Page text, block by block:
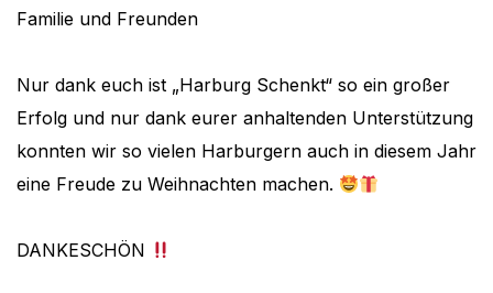
Familie und Freunden
Nur dank euch ist „Harburg Schenkt“ so ein großer
Erfolg und nur dank eurer anhaltenden Unterstützung
konnten wir so vielen Harburgern auch in diesem Jahr
eine Freude zu Weihnachten machen.
DANKESCHÖN